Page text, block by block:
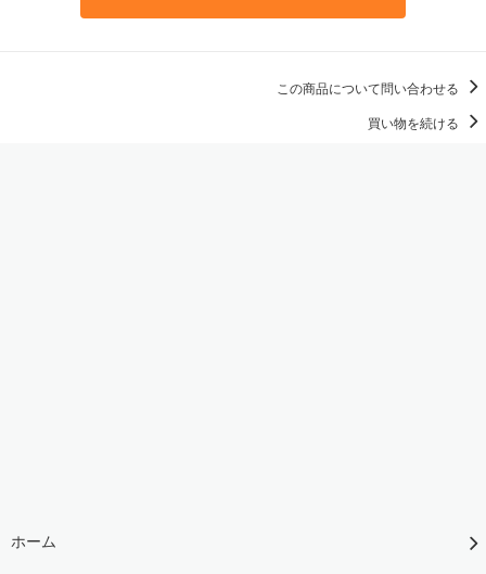
この商品について問い合わせる
買い物を続ける
ホーム